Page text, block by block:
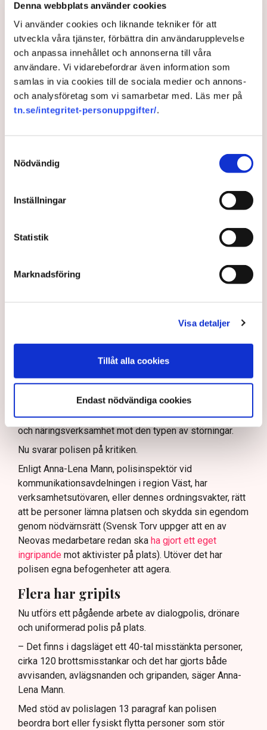
Denna webbplats använder cookies
Vi använder cookies och liknande tekniker för att
utveckla våra tjänster, förbättra din användarupplevelse
och anpassa innehållet och annonserna till våra
användare. Vi vidarebefordrar även information som
samlas in via cookies till de sociala medier och annons-
och analysföretag som vi samarbetar med. Läs mer på
tn.se/integritet-personuppgifter/.
Nödvändig
Inställningar
Statistik
Marknadsföring
Visa detaljer
Tillåt alla cookies
Endast nödvändiga cookies
på helt ny nivå”
Näringsliv
AI-sammanfattning
Torvtäkten i Grimsås har stoppats av aktivister
sedan 28 juli.
Polisen kritiseras för bristande agerande vid
agerande på plats.
Polisen använder drönare och uniformerad polis
Samtidigt är polisarbetet komplext när det gäller
Polisen, som befinner sig på plats, kritiseras för att inte
agera tillräckligt då aktionerna kan fortgå för öppen ridå.
Rickard Axdorff på Svensk Torv, anser att polisens
resurserinte är tillräckliga
för att skydda verksamheten
att polisen ”behöver utveckla sina metoder för att
och varnade för att det annars råder ”djungelns lag”.
bör ge utrymme för aktivister att blockera en
tillståndsgiven verksamhet, och om inte polisen borde
ha en tydligare skyldighet att skydda privat egendom
och näringsverksamhet mot den typen av störningar.
Nu svarar polisen på kritiken.
Enligt Anna-Lena Mann, polisinspektör vid
kommunikationsavdelningen i region Väst, har
verksamhetsutövaren, eller dennes ordningsvakter, rätt
att be personer lämna platsen och skydda sin egendom
genom nödvärnsrätt (Svensk Torv uppger att en av
Neovas medarbetare redan ska ha gjort ett eget
ingripande mot aktivister på plats). Utöver det har
polisen egna befogenheter att agera.
Flera har gripits
Nu utförs ett pågående arbete av dialogpolis, drönare
och uniformerad polis på plats.
– Det finns i dagsläget ett 40-tal misstänkta personer,
cirka 120 brottsmisstankar och det har gjorts både
avvisanden, avlägsnanden och gripanden, säger Anna-
Lena Mann.
Med stöd av polislagen 13 paragraf kan polisen
beordra bort eller fysiskt flytta personer som stör